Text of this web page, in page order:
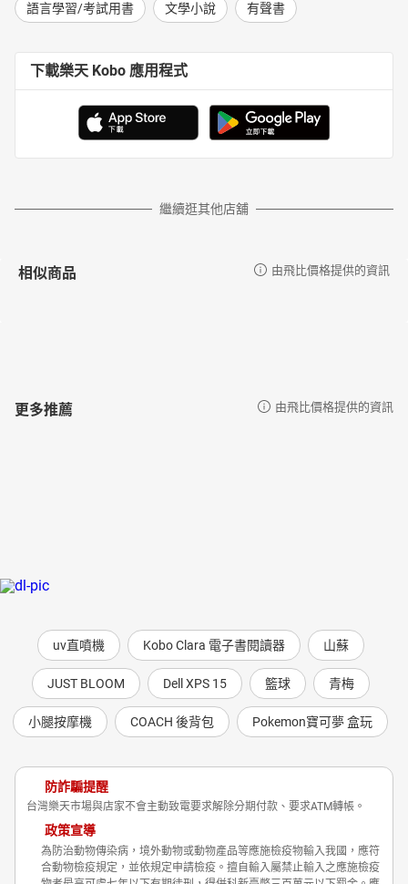
語言學習/考試用書 文學小說 有聲書
下載樂天 Kobo 應用程式
繼續逛其他店舖
相似商品 由飛比價格提供的資訊
更多推薦 由飛比價格提供的資訊
uv直噴機 Kobo Clara 電子書閱讀器 山蘇
JUST BLOOM Dell XPS 15 籃球 青梅
小腿按摩機 COACH 後背包 Pokemon寶可夢 盒玩
防詐騙提醒
台灣樂天市場與店家不會主動致電要求解除分期付款、要求ATM轉帳。
政策宣導
為防治動物傳染病，境外動物或動物產品等應施檢疫物輸入我國，應符
合動物檢疫規定，並依規定申請檢疫。擅自輸入屬禁止輸入之應施檢疫